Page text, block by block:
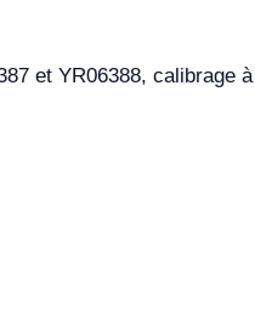
et YR06388, calibrage